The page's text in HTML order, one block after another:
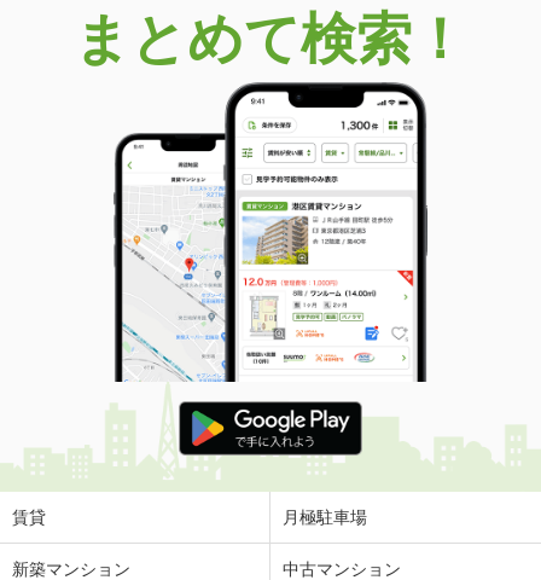
まとめて検索！
賃貸 月極駐車場
新築マンション 中古マンション